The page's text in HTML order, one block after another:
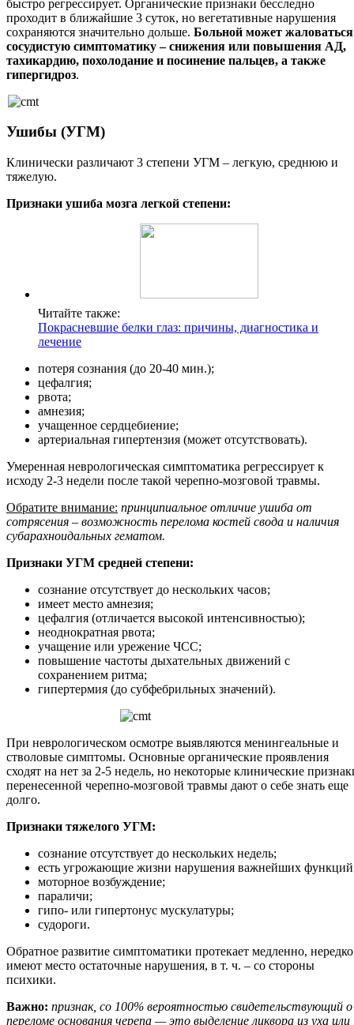
быстро регрессирует. Органические признаки бесследно
проходит в ближайшие 3 суток, но вегетативные нарушения
сохраняются значительно дольше. Больной может жаловаться
сосудистую симптоматику – снижения или повышения АД,
тахикардию, похолодание и посинение пальцев, а также
гипергидроз.
Ушибы (УГМ)
Клинически различают 3 степени УГМ – легкую, среднюю и
тяжелую.
Признаки ушиба мозга легкой степени:
Читайте также:
Покрасневшие белки глаз: причины, диагностика и
лечение
потеря сознания (до 20-40 мин.);
цефалгия;
рвота;
амнезия;
учащенное сердцебиение;
артериальная гипертензия (может отсутствовать).
Умеренная неврологическая симптоматика регрессирует к
исходу 2-3 недели после такой черепно-мозговой травмы.
Обратите внимание: принципиальное отличие ушиба от
сотрясения – возможность перелома костей свода и наличия
субарахноидальных гематом.
Признаки УГМ средней степени:
сознание отсутствует до нескольких часов;
имеет место амнезия;
цефалгия (отличается высокой интенсивностью);
неоднократная рвота;
учащение или урежение ЧСС;
повышение частоты дыхательных движений с
сохранением ритма;
гипертермия (до субфебрильных значений).
При неврологическом осмотре выявляются менингеальные и
стволовые симптомы. Основные органические проявления
сходят на нет за 2-5 недель, но некоторые клинические
перенесенной черепно-мозговой травмы дают о себе знать еще
долго.
Признаки тяжелого УГМ:
сознание отсутствует до нескольких недель;
есть угрожающие жизни нарушения важнейших
моторное возбуждение;
параличи;
гипо- или гипертонус мускулатуры;
судороги.
Обратное развитие симптоматики протекает медленно, нередко
имеют место остаточные нарушения, в т. ч. – со стороны
психики.
Важно: признак, со 100% вероятностью свидетельствующий о
переломе основания черепа — это выделение ликвора из уха или